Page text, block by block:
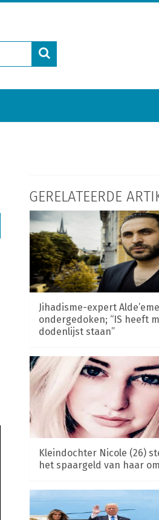
GERELATEERDE
Jihadisme-expert
ondergedoken; “IS heeft
dodenlijst staan”
Kleindochter Nicole (26)
het spaargeld van haar